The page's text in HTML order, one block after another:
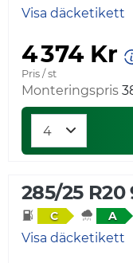
Visa däcketikett
4 374 Kr
Pris / st
Monteringspris
285/25 R20
C A
Visa däcketikett